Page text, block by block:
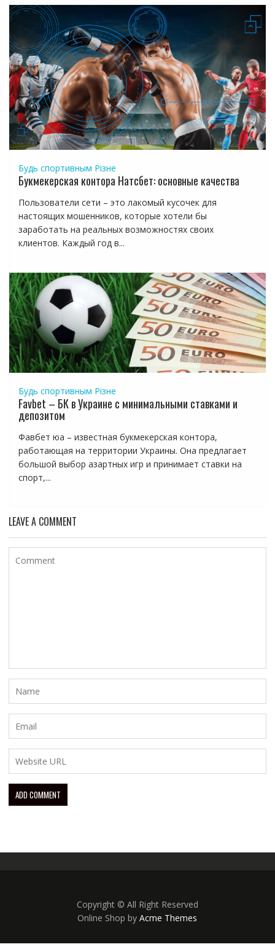
Будь спортивным Різне
Букмекерская контора Натсбет: основные качества
Пользователи сети – это лакомый кусочек для
настоящих мошенников, которые хотели бы
заработать на реальных возможностях своих
клиентов. Каждый год в...
Будь спортивным Різне
Favbet – БК в Украине с минимальными ставками и
депозитом
Фавбет юа – известная букмекерская контора,
работающая на территории Украины. Она предлагает
большой выбор азартных игр и принимает ставки на
спорт,...
LEAVE A COMMENT
Copyright © All Right Reserved
Online Shop byAcme Themes